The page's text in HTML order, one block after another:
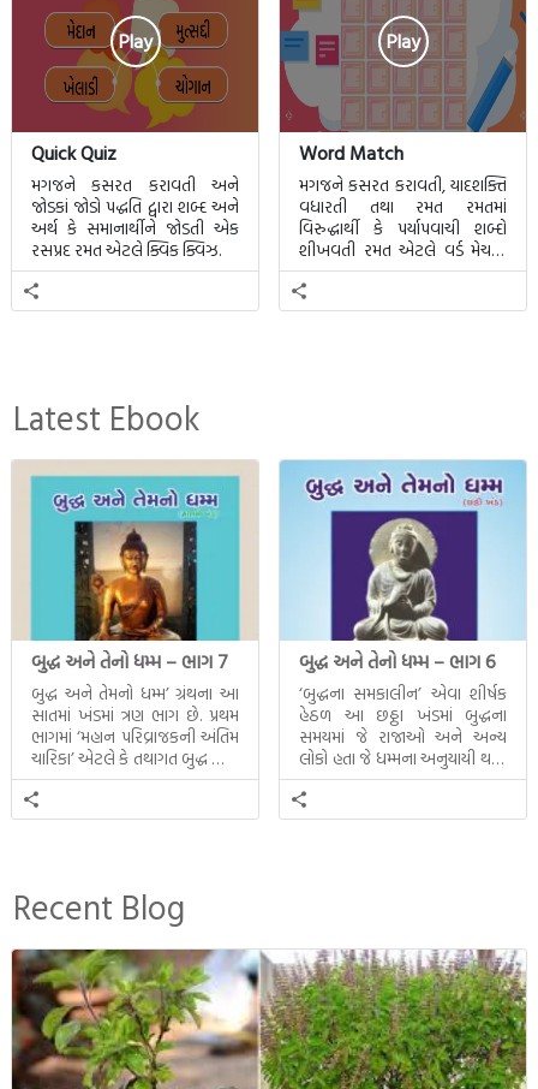
Play
Quick Quiz
મગજને કસરત કરાવતી અને
જોડકાં જોડો પદ્ધતિ દ્વારા શબ્દ અને
અર્થ કે સમાનાર્થીને જોડતી એક
રસપ્રદ રમત એટલે ક્વિક ક્વિઝ.
Play
Word Match
મગજને કસરત કરાવતી, યાદશક્તિ
વધારતી તથા રમત રમતમાં
વિરુદ્ધાર્થી કે પર્યાપવાચી શબ્દો
શીખવતી રમત એટલે વર્ડ મેચમાં.
આ રમતમાં 20 બ્લોક પાછળ 20
શબ્દો છુપાયેલા હશે.
Latest Ebook
બુદ્ધ અને તેનો ધમ્મ – ભાગ 7
બુદ્ધ અને તેમનો ધમ્મ’ ગ્રંથના આ
સાતમાં ખંડમાં ત્રણ ભાગ છે. પ્રથમ
ભાગમાં ‘મહાન પરિવ્રાજકની અંતિમ
ચારિકા’ એટલે કે તથાગત બુદ્ધ સાથે
સતત પરિભ્રમણ કરતા સહચારીઓ
સાથે ફરી એકવારની
મુલાકાત, બીજા ભાગમાં તથાગતે
ઉત્તરાધિકારી તરીકે સ્થાપે છે તે
દૃશ્યો અંકિત થયાં છે. ટૂંકમાં બુદ્ધનાં
જીવનના અંતિમ દિવસોની યાત્રાનો
પરિપાક જોવા મળે […]
બુદ્ધ અને તેનો ધમ્મ – ભાગ 6
‘બુદ્ધના સમકાલીન’ એવા શીર્ષક
હેઠળ આ છઠ્ઠા ખંડમાં બુદ્ધના
સમયમાં જે રાજાઓ અને અન્ય
લોકો હતા જે ધમ્મના અનુયાયી થયા.
તેમનો અને બુદ્ધ વચ્ચે થયેલો
સત્સંગ વીશે જાણકારી મળે છે.
Recent Blog